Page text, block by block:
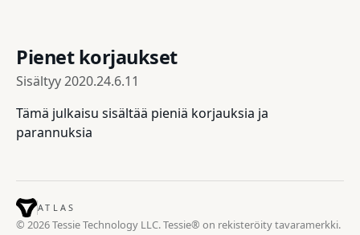
Pienet korjaukset
Sisältyy2020.24.6.11
Tämä julkaisu sisältää pieniä korjauksia ja
parannuksia
ATLAS
© 2026 Tessie Technology LLC. Tessie® on rekisteröity tavaramerkki.